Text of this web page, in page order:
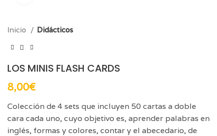
Inicio Didácticos
LOS MINIS FLASH CARDS
8,00€
Colección de 4 sets que incluyen 50 cartas a doble
cara cada uno, cuyo objetivo es, aprender palabras en
inglés, formas y colores, contar y el abecedario, de